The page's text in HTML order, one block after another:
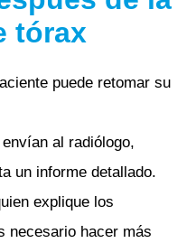
tórax
puede retomar su
al radiólogo,
un informe detallado.
explique los
necesario hacer más